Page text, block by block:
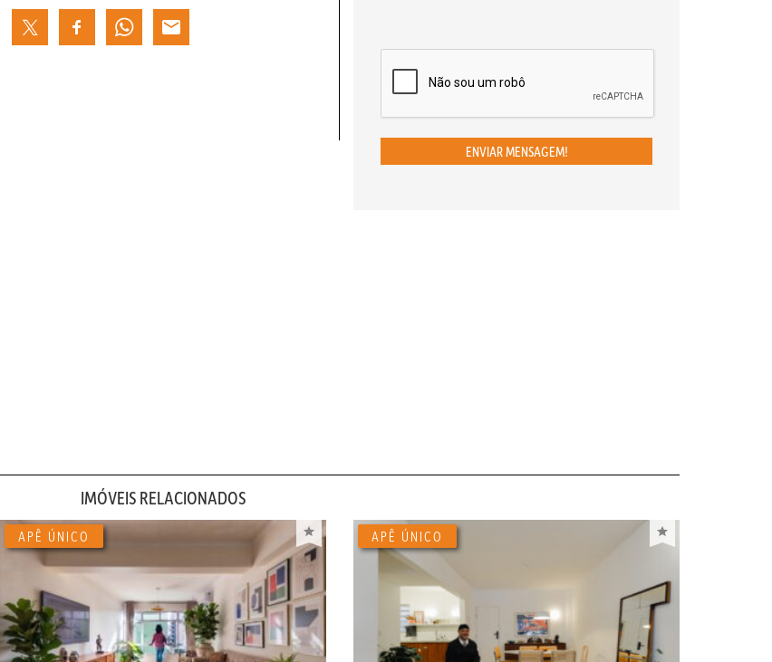
ENVIAR MENSAGEM!
IMÓVEIS RELACIONADOS